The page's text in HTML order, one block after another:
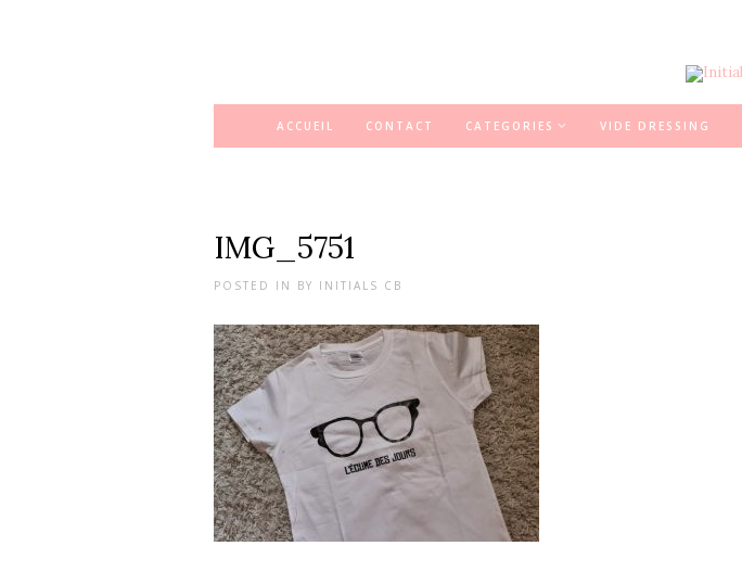
ACCUEIL CONTACT CATEGORIES VIDE DRESSING
IMG_5751
POSTED IN BY INITIALS CB